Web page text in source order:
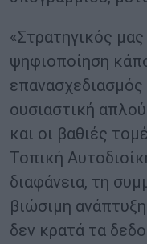
«Στρατηγικός
ψηφιοποίηση
επανασχεδιασμός
ουσιαστική
και οι βαθιές
Τοπική
διαφάνεια, τη
βιώσιμη
δεν κρατά τα